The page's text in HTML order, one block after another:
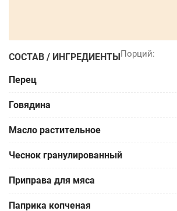
СОСТАВ / ИНГРЕДИЕНТЫ
Перец
Говядина
Масло растительное
Чеснок гранулированный
Приправа для мяса
Паприка копченая